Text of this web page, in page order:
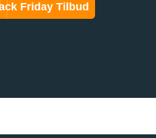
Friday Tilbud